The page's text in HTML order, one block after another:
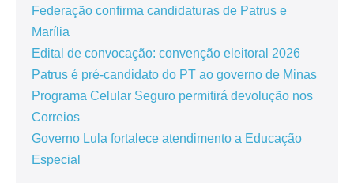
Federação confirma candidaturas de Patrus e
Marília
Edital de convocação: convenção eleitoral 2026
Patrus é pré-candidato do PT ao governo de Minas
Programa Celular Seguro permitirá devolução nos
Correios
Governo Lula fortalece atendimento a Educação
Especial